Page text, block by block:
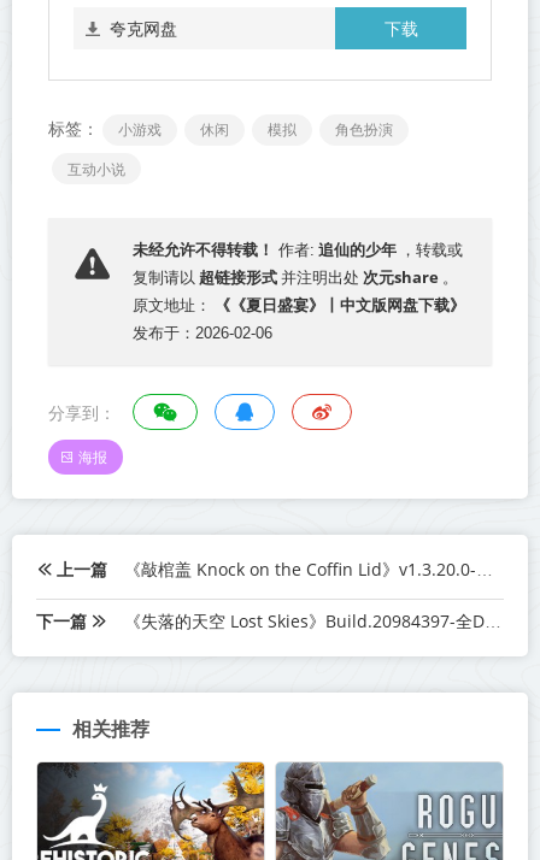
下载
夸克网盘
标签： 小游戏 休闲 模拟
角色扮演
互动小说
未经允许不得转载！ 作者: 追仙的少年 ，转载或
复制请以 超链接形式 并注明出处 次元share 。
原文地址：
《《夏日盛宴》丨中文版网盘下载》
发布于：2026-02-06
分享到：
海报
上一篇 《敲棺盖 Knock on the Coffin Lid》v1.3.20.0-全DLC丨中文版网盘下载
下一篇 《失落的天空 Lost Skies》Build.20984397-全DLC【单机+联机】丨中文版网盘下载
相关推荐